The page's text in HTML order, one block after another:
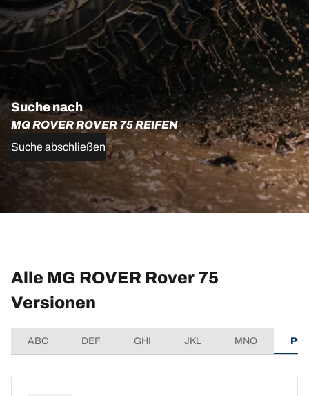
Suche nach
MG ROVER ROVER 75 REIFEN
Suche abschließen
Alle MG ROVER Rover 75
Versionen
ABC DEF GHI JKL MNO